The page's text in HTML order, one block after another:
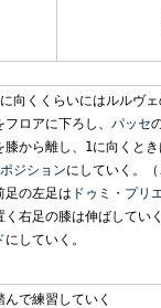
向くくらいにはルルヴ
フロアに下ろし、 パッセ
膝から離し、1に向くと
ジションにしていく。（
足の左足は ドゥミ・プリ
く右足の膝は伸ばしてい
にしていく。
んで練習していく